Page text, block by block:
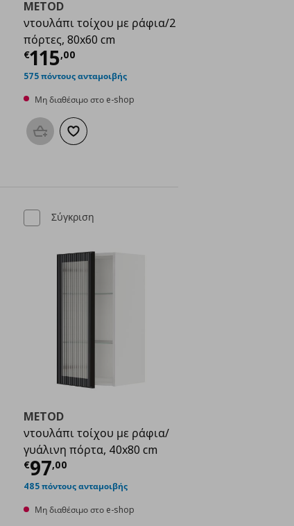
€ 83,00
METOD
ντουλάπι τοίχου με ράφια/2
πόρτες, 80x60 cm
€115,00
Τρέχουσα τιμή
575 πόντους ανταμοιβής
Μη διαθέσιμο στο e-shop
Προσθήκη στο καλάθι
Προσθήκη στα αγαπημένα
€ 87,00
Σύγκριση
METOD
ντουλάπι τοίχου με ράφια/
γυάλινη πόρτα, 40x80 cm
€97,00
Τρέχουσα τιμή
485 πόντους ανταμοιβής
Μη διαθέσιμο στο e-shop